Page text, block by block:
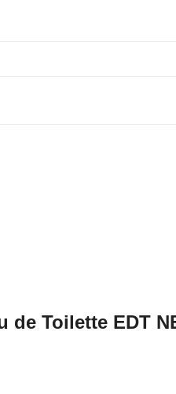
Toilette EDT